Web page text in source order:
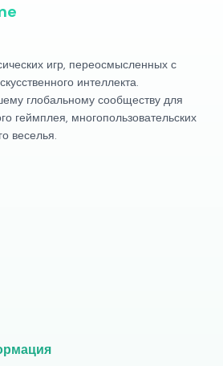
игр, переосмысленных с
интеллекта.
глобальному сообществу для
геймплея, многопользовательских
веселья.